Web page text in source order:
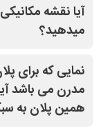
آیا نقشه
میدهید؟
نمایی که برای
مدرن می باشد
همین پلان به